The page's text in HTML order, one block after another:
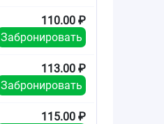
110.00 ₽
Забронировать
113.00 ₽
Забронировать
115.00 ₽